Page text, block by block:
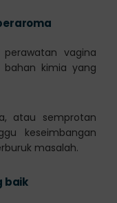
vagina
kimia yang
atau semprotan
keseimbangan
masalah.
baik